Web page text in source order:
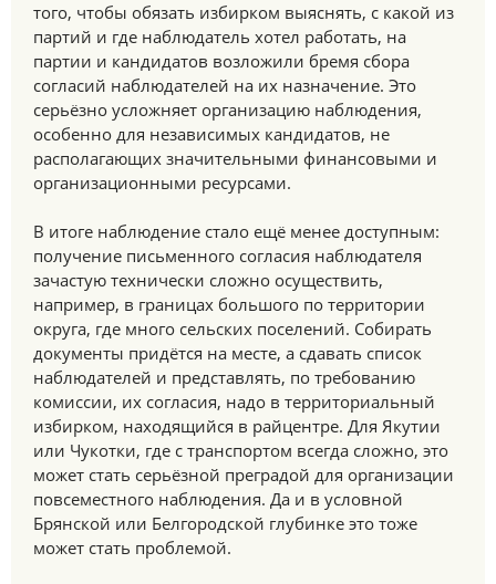
того, чтобы обязать избирком выяснять, с какой из
партий и где наблюдатель хотел работать, на
партии и кандидатов возложили бремя сбора
согласий наблюдателей на их назначение. Это
серьёзно усложняет организацию наблюдения,
особенно для независимых кандидатов, не
располагающих значительными финансовыми и
организационными ресурсами.
В итоге наблюдение стало ещё менее доступным:
получение письменного согласия наблюдателя
зачастую технически сложно осуществить,
например, в границах большого по территории
округа, где много сельских поселений. Собирать
документы придётся на месте, а сдавать список
наблюдателей и представлять, по требованию
комиссии, их согласия, надо в территориальный
избирком, находящийся в райцентре. Для Якутии
или Чукотки, где с транспортом всегда сложно, это
может стать серьёзной преградой для организации
повсеместного наблюдения. Да и в условной
Брянской или Белгородской глубинке это тоже
может стать проблемой.